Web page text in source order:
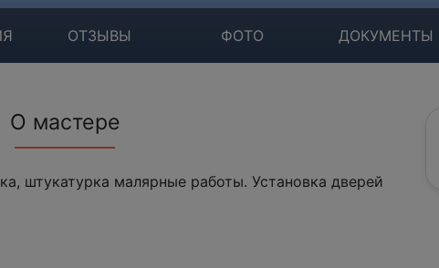
ОТЗЫВЫ ФОТО ДОКУМЕНТЫ
О мастере
штукатурка малярные работы. Установка дверей